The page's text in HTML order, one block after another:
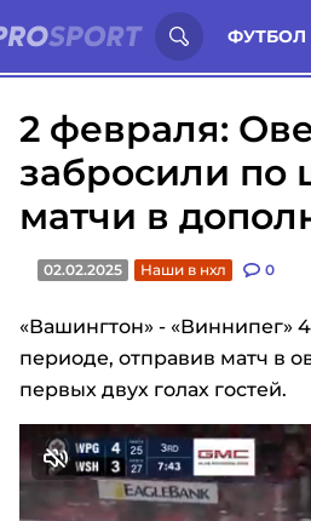
ФУТБОЛ
Иностранцы о спорте России:
2 февраля:
забросили по
матчи в
02.02.2025 Наши в нхл 0
«Вашингтон» - «Виннипег»
периоде, отправив матч в
первых двух голах гостей.